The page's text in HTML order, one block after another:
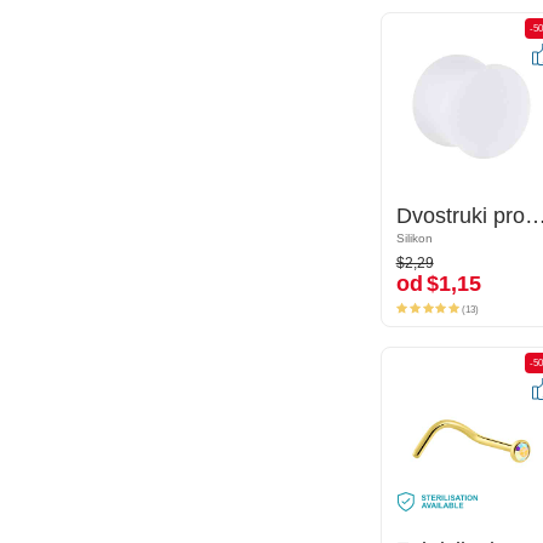
-50%
Dvostruki prošireni čepić (silikon, razne boje)
Silikon
$2,29
od$1,15
-
Dvostruki prošireni čepić (silikon, razne boje)
Silikon
$2,29
od $1,15
(13)
-50%
-